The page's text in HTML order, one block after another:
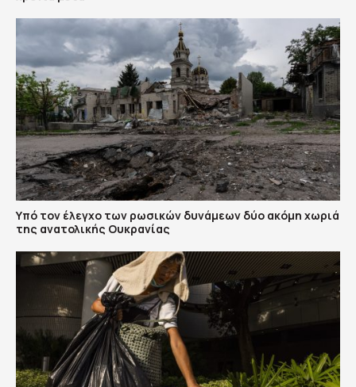
Υπό τον έλεγχο των ρωσικών δυνάμεων δύο ακόμη χωριά
της ανατολικής Ουκρανίας